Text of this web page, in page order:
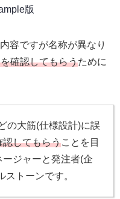
版
容ですが名称が異なり
確認してもらうために
の大筋(仕様設計)に誤
認してもらうことを目
ジャーと発注者(企
トーンです。